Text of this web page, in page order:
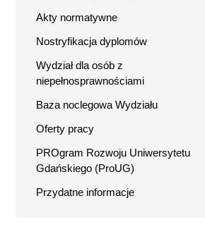
Akty normatywne
Nostryfikacja dyplomów
Wydział dla osób z
niepełnosprawnościami
Baza noclegowa Wydziału
Oferty pracy
PROgram Rozwoju Uniwersytetu
Gdańskiego (ProUG)
Przydatne informacje